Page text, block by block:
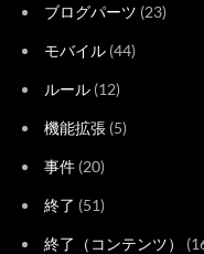
ブログパーツ (23)
モバイル (44)
ルール (12)
機能拡張 (5)
事件 (20)
終了 (51)
終了（コンテンツ）